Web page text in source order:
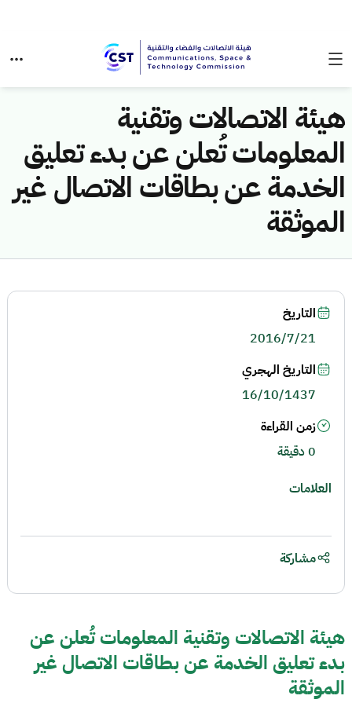
هيئة الاتصالات وتقنية
المعلومات تُعلن عن بدء تعليق
الخدمة عن بطاقات الاتصال غير
الموثقة
هيئة الاتصالات وتقنية المعلومات تُعلن عن
بدء تعليق الخدمة عن بطاقات الاتصال غير
الموثقة
التاريخ
2016/7/21
التاريخ الهجري
16/10/1437
زمن القراءة
0 دقيقة
العلامات
مشاركة